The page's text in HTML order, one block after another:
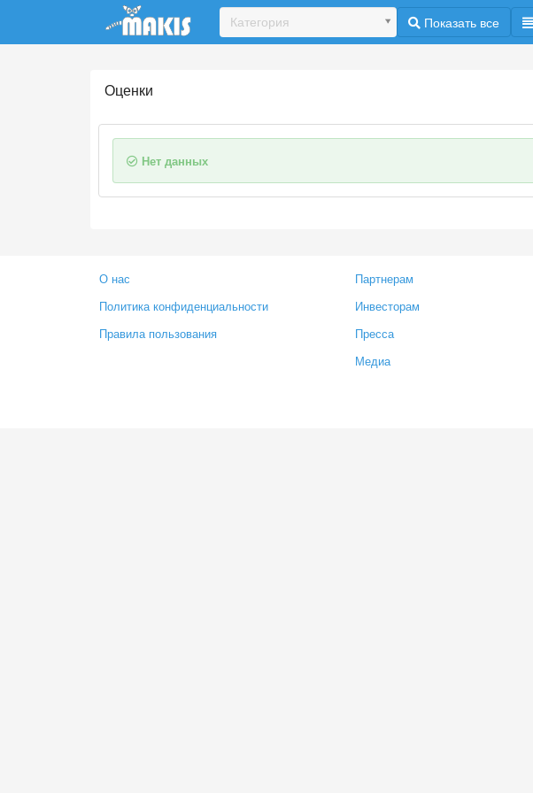
Update cookies preferences
Категория Показать все
Оценки
Нет данных
О нас
Политика конфиденциальности
Правила пользования
Партнерам
Инвесторам
Пресса
Медиа